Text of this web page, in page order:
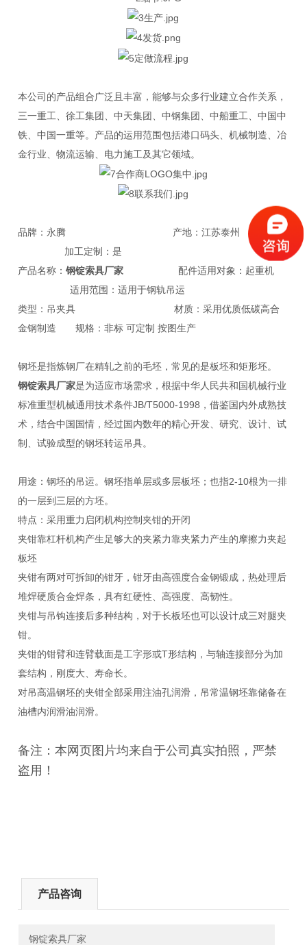
本公司的产品组合广泛且丰富，能够与众多行业建立合作关系，
三一重工、徐工集团、中天集团、中钢集团、中船重工、中国中
铁、中国一重等。产品的运用范围包括港口码头、机械制造、冶
金行业、物流运输、电力施工及其它领域。
品牌：永腾 产地：江苏泰州
加工定制：是
产品名称：钢锭索具厂家 配件适用对象：起重机
适用范围：适用于钢轨吊运
类型：吊夹具 材质：采用优质低碳高合
金钢制造 规格：非标 可定制 按图生产
钢坯是指炼钢厂在精轧之前的毛坯，常见的是板坯和矩形坯。
钢锭索具厂家是为适应市场需求，根据中华人民共和国机械行业
标准重型机械通用技术条件JB/T5000-1998，借鉴国内外成熟技
术，结合中国国情，经过国内数年的精心开发、研究、设计、试
制、试验成型的钢坯转运吊具。
用途：钢坯的吊运。钢坯指单层或多层板坯；也指2-10根为一排
的一层到三层的方坯。
特点：采用重力启闭机构控制夹钳的开闭
夹钳靠杠杆机构产生足够大的夹紧力靠夹紧力产生的摩擦力夹起
板坯
夹钳有两对可拆卸的钳牙，钳牙由高强度合金钢锻成，热处理后
堆焊硬质合金焊条，具有红硬性、高强度、高韧性。
夹钳与吊钩连接后多种结构，对于长板坯也可以设计成三对腿夹
钳。
夹钳的钳臂和连臂载面是工字形或T形结构，与轴连接部分为加
套结构，刚度大、寿命长。
对吊高温钢坯的夹钳全部采用注油孔润滑，吊常温钢坯靠储备在
油槽内润滑油润滑。
备注：本网页 图片均来自于公司真实拍照，严禁
盗用！
产品咨询